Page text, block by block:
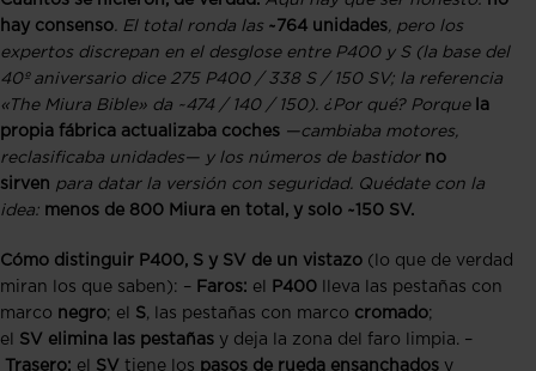
hay consenso . El total ronda las ~764 unidades , pero los
expertos discrepan en el desglose entre P400 y S (la base del
40º aniversario dice 275 P400 / 338 S / 150 SV; la referencia
«The Miura Bible» da ~474 / 140 / 150). ¿Por qué? Porque la
propia fábrica actualizaba coches —cambiaba motores,
reclasificaba unidades— y los números de bastidor no
sirven para datar la versión con seguridad. Quédate con la
idea: menos de 800 Miura en total, y solo ~150 SV.
Cómo distinguir P400, S y SV de un vistazo (lo que de verdad
miran los que saben): – Faros: el P400 lleva las pestañas con
marco negro; el S, las pestañas con marco cromado;
el SV elimina las pestañas y deja la zona del faro limpia. –
Trasero: el SV tiene los pasos de rueda ensanchados y